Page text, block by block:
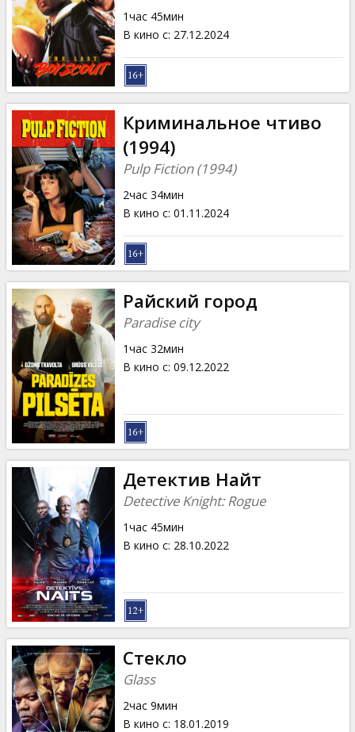
1час 45мин
В кино с: 27.12.2024
Криминальное чтиво
(1994)
Pulp Fiction (1994)
2час 34мин
В кино с: 01.11.2024
Райский город
Paradise city
1час 32мин
В кино с: 09.12.2022
Детектив Найт
Detective Knight: Rogue
1час 45мин
В кино с: 28.10.2022
Стекло
Glass
2час 9мин
В кино с: 18.01.2019